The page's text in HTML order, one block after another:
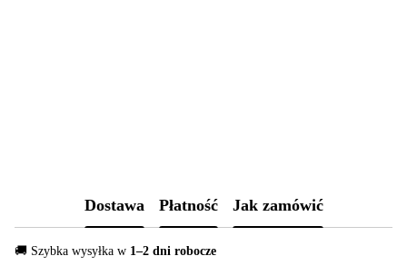
Dostawa Płatność Jak zamówić
🚚 Szybka wysyłka w 1–2 dni robocze